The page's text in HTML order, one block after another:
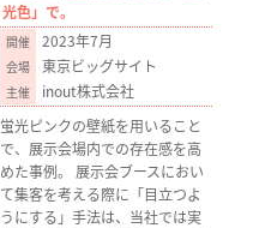
光色」で。
2023年7月
東京ビッグサイト
inout株式会社
蛍光ピンクの壁紙を用いること
で、展示会場内での存在感を高
めた事例。 展示会ブースにおい
て集客を考える際に「目立つよ
うにする」手法は、当社では実